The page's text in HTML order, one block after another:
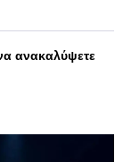
ανακαλύψετε